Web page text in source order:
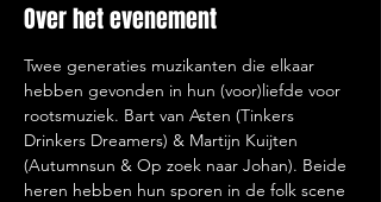
Over het evenement
Twee generaties muzikanten die elkaar
hebben gevonden in hun (voor)liefde voor
rootsmuziek. Bart van Asten (Tinkers
Drinkers Dreamers) & Martijn Kuijten
(Autumnsun & Op zoek naar Johan). Beide
heren hebben hun sporen in de folk scene